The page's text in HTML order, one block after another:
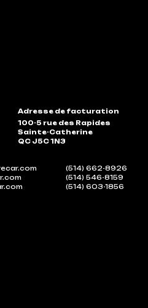
Adresse de facturation
100-5 rue des Rapides
Sainte-Catherine
QC J5C 1N3
(514) 662-8926
(514) 546-8159
(514) 603-1856